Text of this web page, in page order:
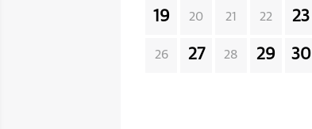
19 20 21 22 23
26 27 28 29 30